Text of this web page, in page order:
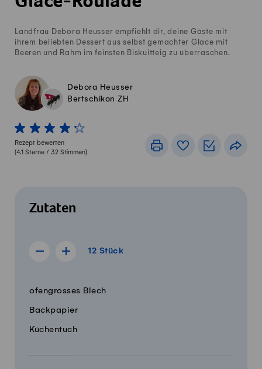
Landfrau Debora Heusser empfiehlt dir, deine Gäste mit
ihrem beliebten Dessert aus selbst gemachter Glace mit
Beeren und Rahm im feinsten Biskuitteig zu überraschen.
Debora Heusser
Bertschikon ZH
1 von 5 Sterne
2 von 5 Sterne
3 von 5 Sterne
4 von 5 Sterne
5 von 5 Sterne
Rezept bewerten
(4.1 Sterne / 32 Stimmen)
DruckenRezeptbuch
Zutaten
Rezept für 11 Stück anzeigen
Rezept für 13 Stück anzeigen
12 Stück
MengeZutaten
ofengrosses Blech
Backpapier
Küchentuch